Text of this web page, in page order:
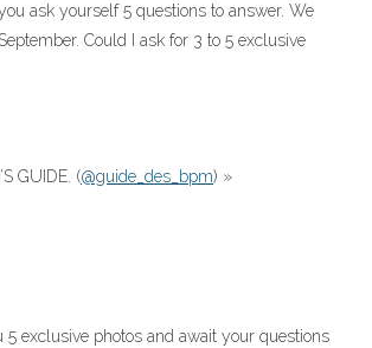
ask yourself 5 questions to answer. We
Could I ask for 3 to 5 exclusive
GUIDE. (@guide_des_bpm) »
5 exclusive photos and await your questions